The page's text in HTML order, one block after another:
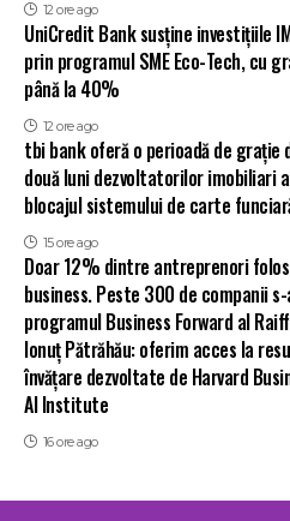
12 ore ago
UniCredit Bank susține investițiile
prin programul SME Eco-Tech, cu
până la 40%
12 ore ago
tbi bank oferă o perioadă de grație
două luni dezvoltatorilor imobiliari
blocajul sistemului de carte
15 ore ago
Doar 12% dintre antreprenori
business. Peste 300 de companii
programul Business Forward al
Ionuț Pătrăhău: oferim acces la
învățare dezvoltate de Harvard
AI Institute
16 ore ago